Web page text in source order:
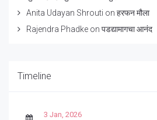
Anita Udayan Shrouti on हरफन मौला
Rajendra Phadke on पडद्यामागचा आनंद
Timeline
3 Jan, 2026